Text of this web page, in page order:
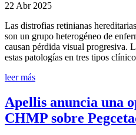
22 Abr 2025
Las distrofias retinianas
son un grupo heterogéneo de
causan pérdida visual progresiva.
estas patologías en tres tipos
leer más
Apellis anuncia una
CHMP sobre